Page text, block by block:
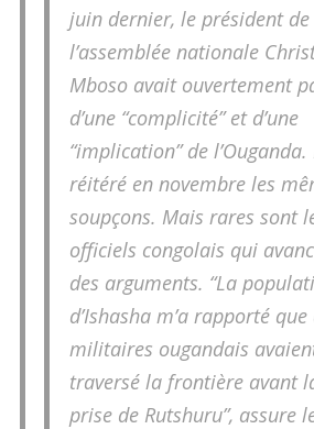
juin dernier, le président de
l’assemblée nationale
Mboso avait ouvertement
d’une “complicité” et d’une
“implication” de
réitéré en novembre les
soupçons. Mais rares sont
officiels congolais qui
des arguments. “La
d’Ishasha m’a rapporté que
militaires ougandais
traversé la frontière avant
prise de Rutshuru”, assure